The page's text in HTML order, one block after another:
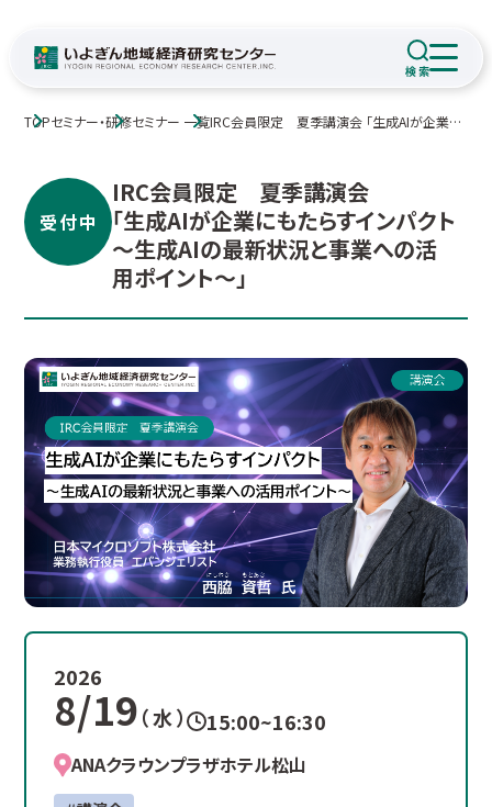
TOPセミナー・研修セミナー 一覧IRC会員限定 夏季講演会 「生成AIが企業に
もたらすインパクト ～生成AIの最新状況と事
受付中
IRC会員限定 夏季講演会
「生成AIが企業にもたらすインパクト
～生成AIの最新状況と事業への活
用ポイント～」
2026
8/19（ 水 ） 15:00~16:30
ANAクラウンプラザホテル松山